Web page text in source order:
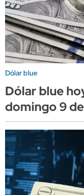
Dólar blue
Dólar blue
domingo 9